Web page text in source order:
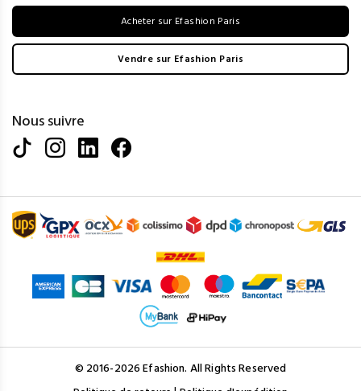
Acheter sur Efashion Paris
Vendre sur Efashion Paris
Nous suivre
© 2016-2026 Efashion. All Rights Reserved